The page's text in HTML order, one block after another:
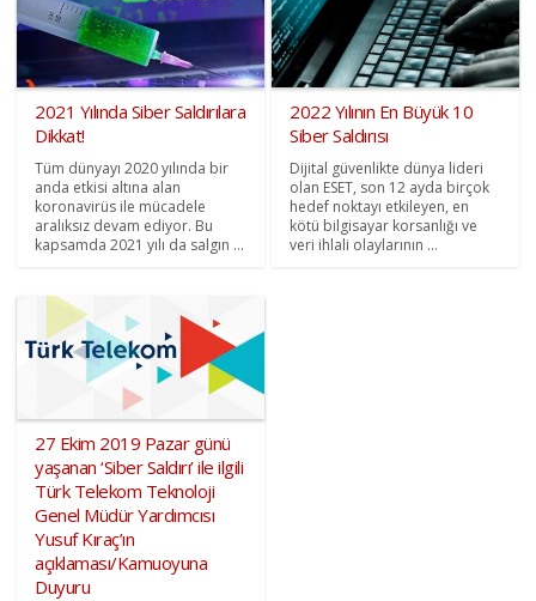
2021 Yılında Siber Saldırılara
Dikkat!
Tüm dünyayı 2020 yılında bir
anda etkisi altına alan
koronavirüs ile mücadele
aralıksız devam ediyor. Bu
kapsamda 2021 yılı da salgın ...
2022 Yılının En Büyük 10
Siber Saldırısı
Dijital güvenlikte dünya lideri
olan ESET, son 12 ayda birçok
hedef noktayı etkileyen, en
kötü bilgisayar korsanlığı ve
veri ihlali olaylarının ...
27 Ekim 2019 Pazar günü
yaşanan ‘Siber Saldırı’ ile ilgili
Türk Telekom Teknoloji
Genel Müdür Yardımcısı
Yusuf Kıraç’ın
açıklaması/Kamuoyuna
Duyuru